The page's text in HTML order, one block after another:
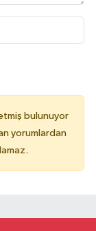
bulunuyor
yorumlardan